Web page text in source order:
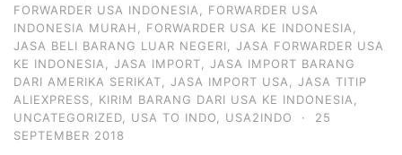
FORWARDER USA INDONESIA
FORWARDER USA
INDONESIA MURAH
FORWARDER USA KE INDONESIA
JASA BELI BARANG LUAR NEGERI
JASA FORWARDER USA
KE INDONESIA
JASA IMPORT
JASA IMPORT BARANG
DARI AMERIKA SERIKAT
JASA IMPORT USA
JASA TITIP
ALIEXPRESS
KIRIM BARANG DARI USA KE INDONESIA
UNCATEGORIZED
USA TO INDO USA2INDO ·
25
SEPTEMBER 2018